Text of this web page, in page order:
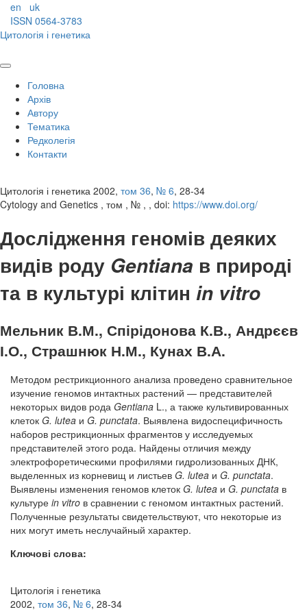
en
uk
ISSN 0564-3783
Цитологія і генетика
Головна
Архів
Автору
Тематика
Редколегія
Контакти
Цитологія і генетика 2002, том 36, № 6, 28-34
Cytology and Genetics , том , № , , doi: https://www.doi.org/
Дослідження геномів деяких
видів роду Gentiana в природі
та в культурі клітин in vitro
Мельник В.М., Спірідонова К.В., Андрєєв
І.О., Страшнюк Н.М., Кунах В.А.
Методом рестрикционного анализа проведено сравнительное
изучение геномов интактных растений — представителей
некоторых видов рода Gentiana L., а также культивированных
клеток G. lutea и G. punctata. Выявлена видоспецифичность
наборов рестрикционных фрагментов у исследуемых
представителей этого рода. Найдены отличия между
электрофоретическими профилями гидролизованных ДНК,
выделенных из корневищ и листьев G. lutea и G. punctata.
Выявлены изменения геномов клеток G. lutea и G. punctata в
культуре in vitro в сравнении с геномом интактных растений.
Полученные результаты свидетельствуют, что некоторые из
них могут иметь неслучайный характер.
Ключові слова:
Цитологія і генетика
2002, том 36, № 6, 28-34